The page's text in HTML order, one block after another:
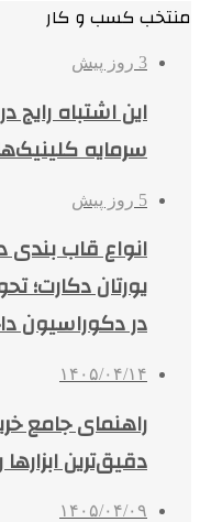
منتخب کسب و کار
3 روز پیش
این اشتباه رایج
سرمایه
5 روز پیش
انواع قاب بندی
یورتان دکارت؛
در دکوراسیون
۱۴۰۵/۰۴/۱۴
راهنمای جامع
دقیق‌ترین ابزارها
۱۴۰۵/۰۴/۰۹